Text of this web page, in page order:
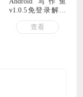
v1.0.5免登录解锁
会员
查看